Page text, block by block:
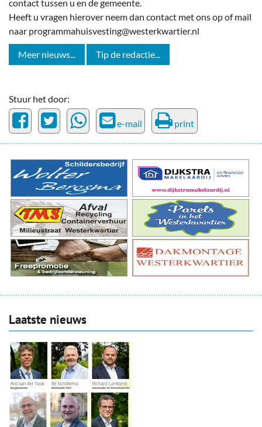
contact tussen u en de gemeente.
Heeft u vragen hierover neem dan contact met ons op of mail
naar programmahuisvesting@westerkwartier.nl
Meer nieuws... Tip de redactie...
Stuur het door:
e-mail print
Laatste nieuws